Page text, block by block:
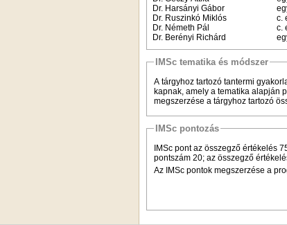
Dr. Harsányi Gábor
Dr. Ruszinkó Miklós
c.
Dr. Németh Pál
c.
Dr. Berényi Richárd
IMSc tematika és módszer
A tárgyhoz tartozó tantermi
kapnak, amely a tematika alapján
megszerzése a tárgyhoz tartozó
IMSc pontozás
IMSc pont az összegző értékelés
pontszám 20; az összegző
Az IMSc pontok megszerzése a